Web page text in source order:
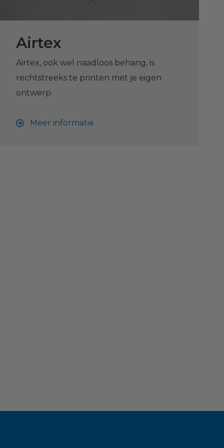
Airtex
Airtex, ook wel naadloos behang, is
rechtstreeks te printen met je eigen
ontwerp.
Meer informatie